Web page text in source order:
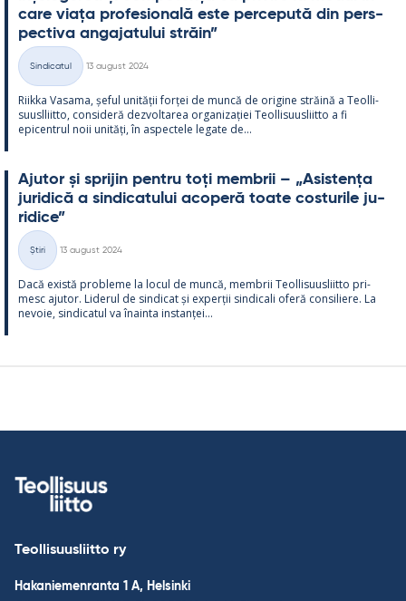
care viața pro­fe­sio­nală este perce­pută din pers­
pec­tiva an­ga­ja­tu­lui străin”
Categorii
Sindicatul
13 august 2024
Riikka Va­sama, șe­ful unității forței de muncă de ori­gine străină a Teol­li­
suusl­liitto, con­si­deră dez­vol­ta­rea or­ga­nizației Teol­li­suus­liitto a fi
epicent­rul noii unități, în as­pec­tele le­gate de...
Aju­tor și spri­jin pentru toți mem­brii – „Asis­tența
ju­ri­dică a sin­dica­tu­lui aco­peră toate cos­tu­rile ju­
ri­dice”
Categorii
Știri
13 august 2024
Dacă există probleme la locul de muncă, mem­brii Teol­li­suus­liitto pri­
mesc aju­tor. Li­de­rul de sin­dicat și ex­perții sin­dicali oferă con­si­liere. La
ne­voie, sin­dica­tul va înainta ins­tanței...
Teollisuusliitto ry
Hakaniemenranta 1 A, Helsinki